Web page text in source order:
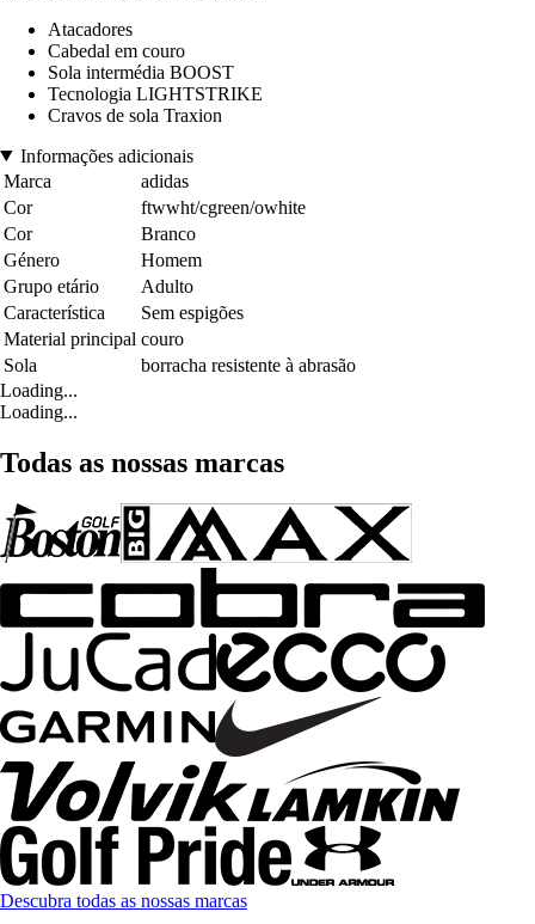
Atacadores
Cabedal em couro
Sola intermédia BOOST
Tecnologia LIGHTSTRIKE
Cravos de sola Traxion
Informações adicionais
Marca
adidas
Cor
ftwwht/cgreen/owhite
Cor
Branco
Género
Homem
Grupo etário
Adulto
Característica
Sem espigões
Material principal couro
Sola
borracha resistente à abrasão
Loading...
Loading...
Todas as nossas marcas
Descubra todas as nossas marcas